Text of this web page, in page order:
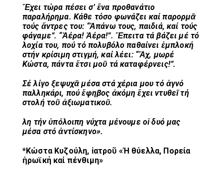
Ἔχει τώρα πέσει σ’ ἕνα προθανάτιο
παραλήρημα. Κάθε τόσο φωνάζει καί παρορμᾶ
τούς ἄντρες του: “Ἀπάνω τους, παιδιά, καί τούς
φάγαμε”. “Ἀέρα! Ἀέρα!”. Ἔπειτα τά βάζει μέ τό
λοχία του, πού τό πολυβόλο παθαίνει ἐμπλοκή
στήν κρίσιμη στιγμή, καί λέει: “Ἄχ, μωρέ
Κώστα, πάντα ἔτσι μοῦ τά καταφέρνεις!”.
Σέ λίγο ξεψυχᾶ μέσα στά χέρια μου τό ἁγνό
παλληκάρι, πού ἔφηβος ἀκόμη ἔχει ντυθεῖ τή
στολή τοῦ ἀξιωματικοῦ.
Ὅλη τήν ὑπόλοιπη νύχτα μένουμε οἱ δυό μας
μέσα στό ἀντίσκηνο».
*Κώστα Κυζούλη, ἰατροῦ «Ἡ θύελλα, Πορεία
ἡρωϊκή καί πένθιμη»